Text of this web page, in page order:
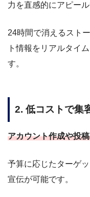
力を直感的にアピール
24時間で消えるスト
ト情報をリアルタイ
す。
2. 低コストで集
アカウント作成や投
予算に応じたターゲ
宣伝が可能です。